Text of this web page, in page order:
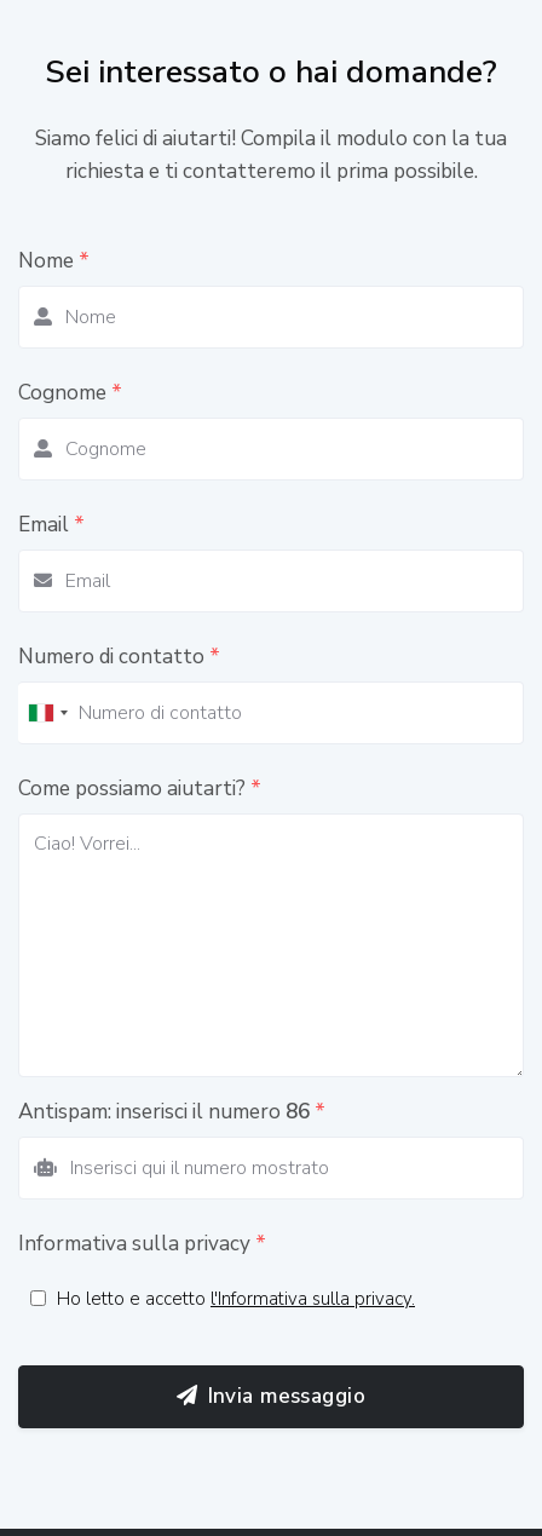
Sei interessato o hai domande?
Siamo felici di aiutarti! Compila il modulo con la tua
richiesta e ti contatteremo il prima possibile.
Nome *
Cognome *
Email *
Numero di contatto *
Come possiamo aiutarti? *
Antispam: inserisci il numero 86 *
Informativa sulla privacy *
Ho letto e accetto l'Informativa sulla privacy.
Invia messaggio